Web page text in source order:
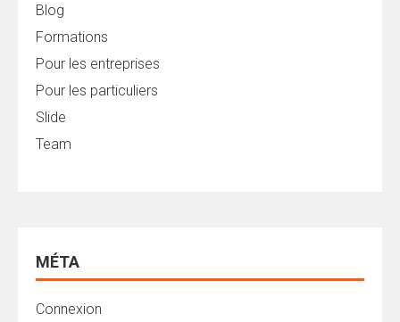
Blog
Formations
Pour les entreprises
Pour les particuliers
Slide
Team
MÉTA
Connexion